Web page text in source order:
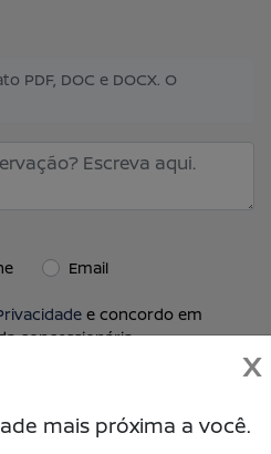
PDF, DOC e DOCX. O
Email
e concordo em
concessionária.
X
mais próxima a você.